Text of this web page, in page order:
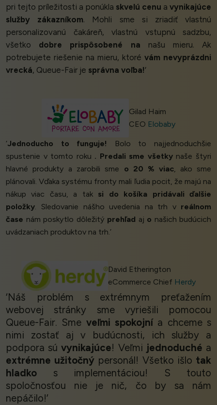
pri tejto príležitosti a ponúkla skvelú cenu a vynikajúce
služby zákazníkom. Mohli sme si zriadiť vlastnú
personalizovanú čakáreň, vlastnú vstupnú sadzbu,
všetko dobre prispôsobené na našu mieru. Ak
potrebujete riešenie na mieru, ktoré vám nevyprázdni
vrecká, Queue-Fair je správna voľba!’
Gilad Haim
CEO Elobaby
‘Jednoducho to funguje!
Bolo to najjednoduchšie
spustenie v tomto roku . Predali sme všetkynaše štyri
hlavné produkty a zarobili sme o 20 % viac, ako sme
plánovali. Vďaka systému fronty mali ľudia pocit, že majú na
nákup viac času, a tak si do košíka pridávali ďalšie
položky. Sledovanie nášho uvedenia na trh v reálnom
čase nám poskytlo dôležitý prehľad aj o našich budúcich
uvádzaniach produktov na trh.’
David Etherington
eCommerce Chief Herdy
‘Náš problém s extrémnym preťažením
webovej stránky sme vyriešili pomocou
Queue-Fair. Sme veľmi spokojnía chceme s
nimi zostať aj v budúcnosti, ich služby a
podpora súvynikajúce! Veľmi jednoduché a
extrémne užitočný personál! Všetko išlo tak
hladko s implementáciou! S touto
spoločnosťou nie je nič, čo by sa nám
nepáčilo!’